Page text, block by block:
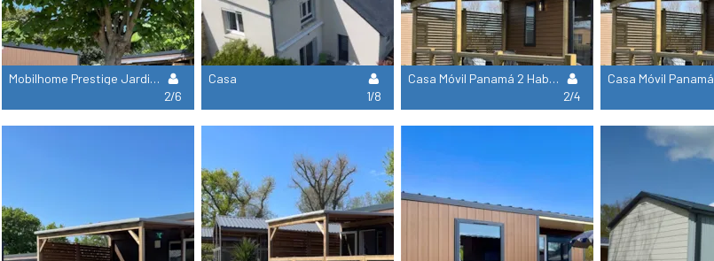
Mobilhome Prestige Jardin 3 Habitaciones - 2 Baños - 40M²
2/6
Casa
1/8
Casa Móvil Panamá 2 Habitaciones - 30 M²
2/4